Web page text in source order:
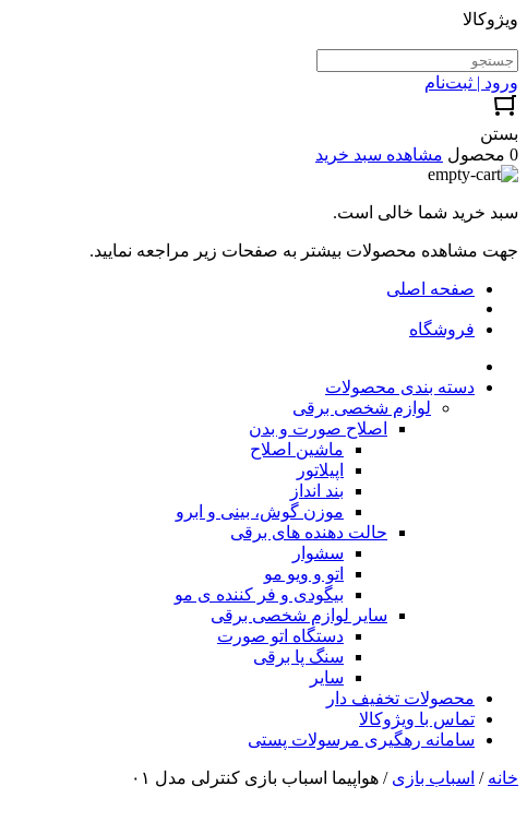
ویژوکالا
ورود | ثبت‌نام
بستن
0 محصول
مشاهده سبد خرید
سبد خرید شما خالی است.
جهت مشاهده محصولات بیشتر به صفحات زیر مراجعه نمایید.
صفحه اصلی
فروشگاه
دسته بندی محصولات
لوازم شخصی برقی
اصلاح صورت و بدن
ماشین اصلاح
اپیلاتور
بند انداز
موزن گوش، بینی و ابرو
حالت دهنده های برقی
سشوار
اتو و ویو مو
بیگودی و فر کننده ی مو
سایر لوازم شخصی برقی
دستگاه اتو صورت
سنگ پا برقی
سایر
محصولات تخفیف دار
تماس با ویژوکالا
سامانه رهگیری مرسولات پستی
خانه / اسباب بازی / هواپیما اسباب بازی کنترلی مدل ۰۱